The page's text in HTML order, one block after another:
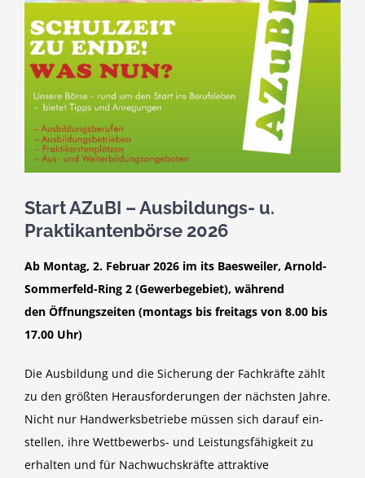
Start AZuBI – Ausbildungs- u.
Praktikantenbörse 2026
Ab Montag, 2. Februar 2026 im its Baesweiler, Arnold-
Sommerfeld-Ring 2 (Gewerbegebiet), während
den Öffnungszeiten (montags bis freitags von 8.00 bis
17.00 Uhr)
Die Ausbildung und die Sicherung der Fachkräfte zählt
zu den größten Herausfor­derungen der nächsten Jahre.
Nicht nur Handwerksbetriebe müssen sich darauf ein­
stellen, ihre Wettbewerbs- und Leistungsfähigkeit zu
erhalten und für Nachwuchs­kräfte attraktive